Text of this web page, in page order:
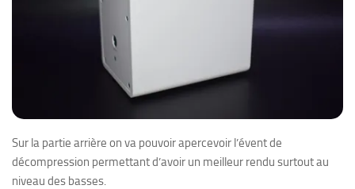
Sur la partie arrière on va pouvoir apercevoir l’évent de
décompression permettant d’avoir un meilleur rendu surtout au
niveau des basses.